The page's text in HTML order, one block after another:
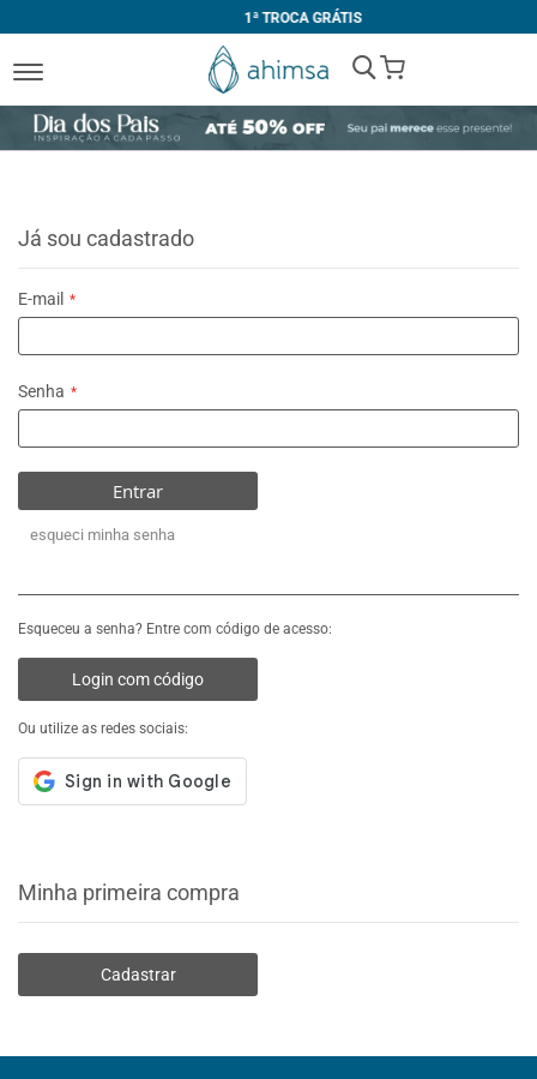
1ª TROCA GRÁTIS
My Cart
Já sou cadastrado
E-mail
Senha
Entrar
esqueci minha senha
Esqueceu a senha? Entre com código de acesso:
Login com código
Ou utilize as redes sociais:
Minha primeira compra
Cadastrar